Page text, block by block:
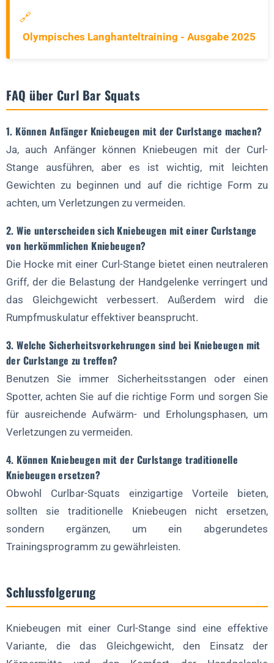
🔗
Olympisches Langhanteltraining - Ausgabe 2025
FAQ über Curl Bar Squats
1. Können Anfänger Kniebeugen mit der Curlstange machen?
Ja, auch Anfänger können Kniebeugen mit der Curl-
Stange ausführen, aber es ist wichtig, mit leichten
Gewichten zu beginnen und auf die richtige Form zu
achten, um Verletzungen zu vermeiden.
2. Wie unterscheiden sich Kniebeugen mit einer Curlstange
von herkömmlichen Kniebeugen?
Die Hocke mit einer Curl-Stange bietet einen neutraleren
Griff, der die Belastung der Handgelenke verringert und
das Gleichgewicht verbessert. Außerdem wird die
Rumpfmuskulatur effektiver beansprucht.
3. Welche Sicherheitsvorkehrungen sind bei Kniebeugen mit
der Curlstange zu treffen?
Benutzen Sie immer Sicherheitsstangen oder einen
Spotter, achten Sie auf die richtige Form und sorgen Sie
für ausreichende Aufwärm- und Erholungsphasen, um
Verletzungen zu vermeiden.
4. Können Kniebeugen mit der Curlstange traditionelle
Kniebeugen ersetzen?
Obwohl Curlbar-Squats einzigartige Vorteile bieten,
sollten sie traditionelle Kniebeugen nicht ersetzen,
sondern ergänzen, um ein abgerundetes
Trainingsprogramm zu gewährleisten.
Schlussfolgerung
Kniebeugen mit einer Curl-Stange sind eine effektive
Variante, die das Gleichgewicht, den Einsatz der